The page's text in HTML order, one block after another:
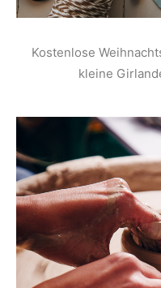
Kostenlose
kleine